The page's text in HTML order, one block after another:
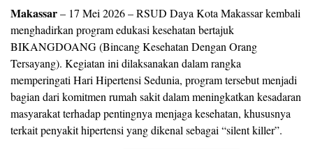
Makassar– 17 Mei 2026 – RSUD Daya Kota Makassar kembali
menghadirkan program edukasi kesehatan bertajuk
BIKANGDOANG (Bincang Kesehatan Dengan Orang
Tersayang). Kegiatan ini dilaksanakan dalam rangka
memperingati Hari Hipertensi Sedunia, program tersebut menjadi
bagian dari komitmen rumah sakit dalam meningkatkan kesadaran
masyarakat terhadap pentingnya menjaga kesehatan, khususnya
terkait penyakit hipertensi yang dikenal sebagai “silent killer”.